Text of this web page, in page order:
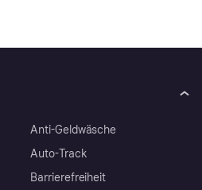
Anti-Geldwäsche
Auto-Track
Barrierefreiheit